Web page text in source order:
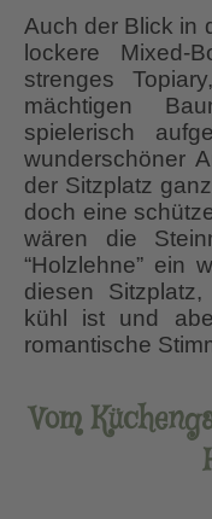
Auch der Blick in
lockere Mixed-
strenges
mächtigen
spielerisch
wunderschöner
der Sitzplatz
doch eine
wären die
“Holzlehne” ein
diesen
kühl ist und
romantische
Vom